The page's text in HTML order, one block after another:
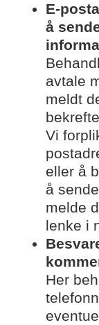
E-
å
avtale
meldt
Vi
eller å
å
melde
lenke i
Her